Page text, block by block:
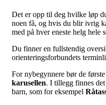
Det er opp til deg hvilke løp
noen få, og hvis du blir ivrig
med på hver eneste helg hele
Du finner en fullstendig
orienteringsforbundets
For nybegynnere bør de
karusellen. I tillegg finnes
barn, som for eksempel